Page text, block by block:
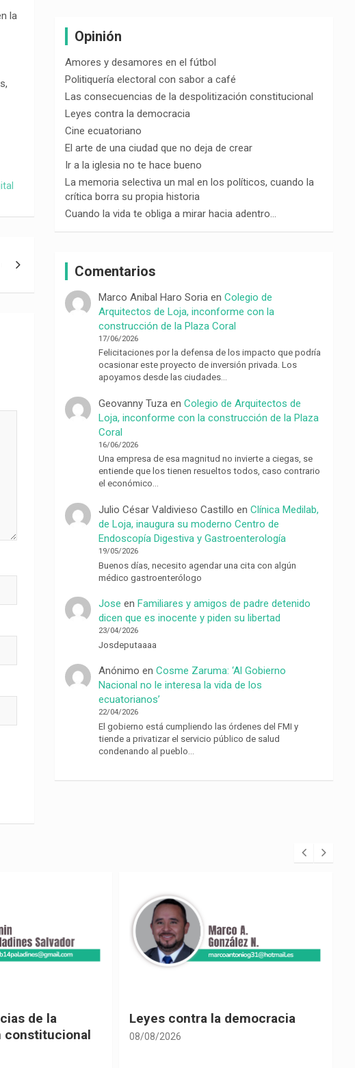
la
Opinión
Amores y desamores en el fútbol
Politiquería electoral con sabor a café
Las consecuencias de la despolitización constitucional
Leyes contra la democracia
Cine ecuatoriano
El arte de una ciudad que no deja de crear
Ir a la iglesia no te hace bueno
La memoria selectiva un mal en los políticos, cuando la
crítica borra su propia historia
Cuando la vida te obliga a mirar hacia adentro…
Comentarios
Marco Anibal Haro Soria enColegio de
Arquitectos de Loja, inconforme con la
construcción de la Plaza Coral
17/06/2026
Felicitaciones por la defensa de los impacto que podría
ocasionar este proyecto de inversión privada. Los
apoyamos desde las ciudades…
Geovanny Tuza enColegio de Arquitectos de
Loja, inconforme con la construcción de la Plaza
Coral
16/06/2026
Una empresa de esa magnitud no invierte a ciegas, se
entiende que los tienen resueltos todos, caso contrario
el económico…
Julio César Valdivieso Castillo enClínica Medilab,
de Loja, inaugura su moderno Centro de
Endoscopía Digestiva y Gastroenterología
19/05/2026
Buenos días, necesito agendar una cita con algún
médico gastroenterólogo
Jose enFamiliares y amigos de padre detenido
dicen que es inocente y piden su libertad
23/04/2026
Josdeputaaaa
Anónimo enCosme Zaruma: ‘Al Gobierno
Nacional no le interesa la vida de los
ecuatorianos’
22/04/2026
El gobierno está cumpliendo las órdenes del FMI y
tiende a privatizar el servicio público de salud
condenando al pueblo…
Cine ecuatoriano
08/08/2026